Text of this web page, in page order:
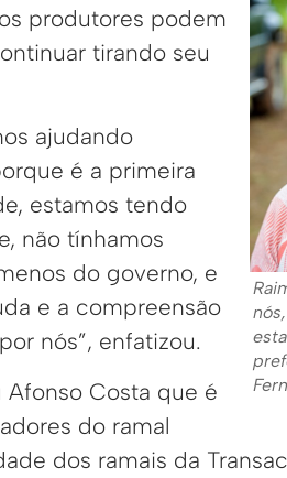
produtores podem
tirando seu
ajudando
é a primeira
estamos tendo
não tínhamos
do governo, e
e a compreensão
nós”, enfatizou.
Afonso Costa que é
do ramal
dos ramais da